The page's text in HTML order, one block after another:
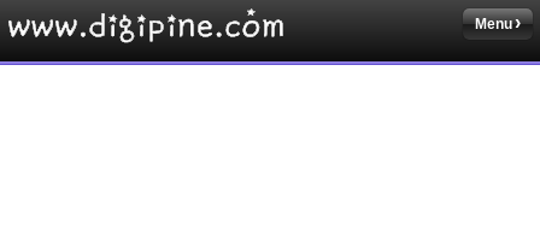
Menu
Sketchbook5, 스케치북5